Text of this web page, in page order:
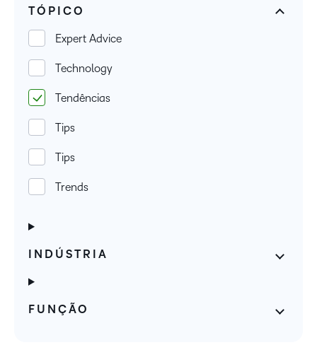
TÓPICO
Expert Advice
Technology
Tendências
Tips
Tips
Trends
INDÚSTRIA
FUNÇÃO